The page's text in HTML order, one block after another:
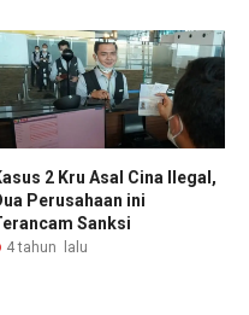
2 Kru Asal Cina Ilegal,
Perusahaan ini
Sanksi
4 tahun lalu